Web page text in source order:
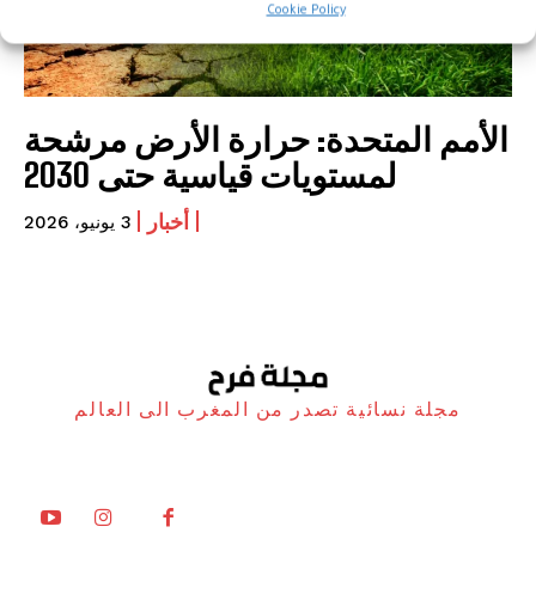
Cookie Policy
الأمم المتحدة: حرارة الأرض مرشحة
لمستويات قياسية حتى 2030
أخبار 3 يونيو، 2026
مجلة نسائية تصدر من المغرب الى العالم